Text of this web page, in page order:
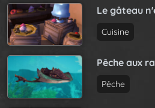
Le gâteau
Cuisine
Pêche aux
Pêche